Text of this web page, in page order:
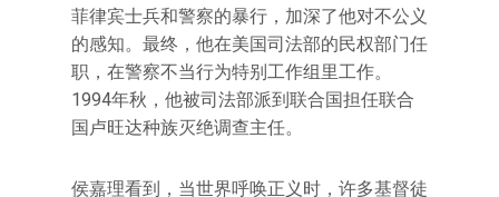
菲律宾士兵和警察的暴行，加深了他对不公义
的感知。最终，他在美国司法部的民权部门任
职，在警察不当行为特别工作组里工作。
1994年秋，他被司法部派到联合国担任联合
国卢旺达种族灭绝调查主任。
侯嘉理看到，当世界呼唤正义时，许多基督徒